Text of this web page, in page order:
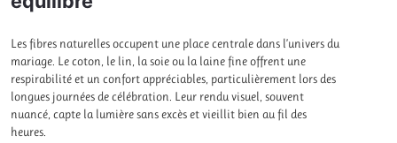
Les fibres naturelles occupent une place centrale dans l’univers du
mariage. Le coton, le lin, la soie ou la laine fine offrent une
respirabilité et un confort appréciables, particulièrement lors des
longues journées de célébration. Leur rendu visuel, souvent
nuancé, capte la lumière sans excès et vieillit bien au fil des
heures.